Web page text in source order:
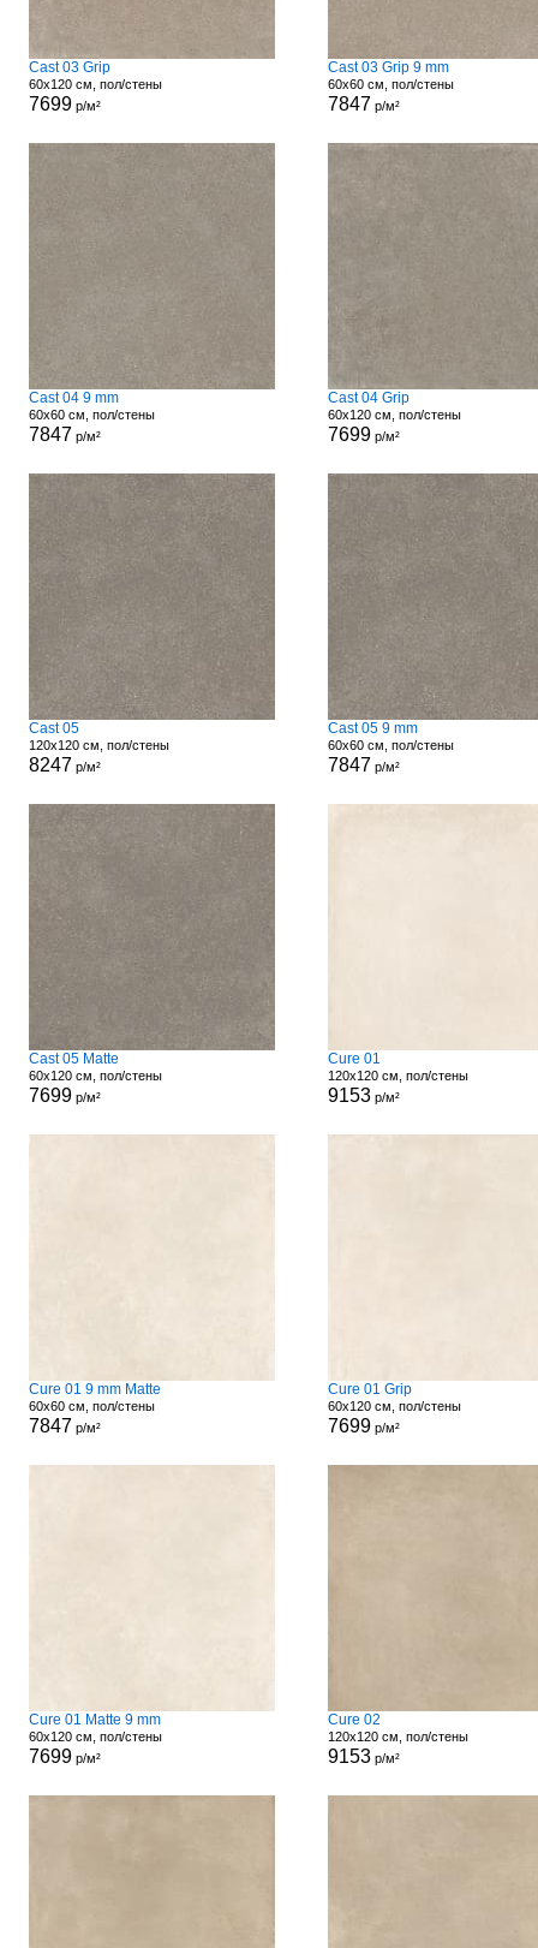
Cast 03 Grip
60x120 см, пол/стены
7699р/м²
Cast 03 Grip 9 mm
60x60 см, пол/стены
7847 р/м²
Cast 04 9 mm
60x60 см, пол/стены
7847 р/м²
Cast 04 Grip
60x120 см, пол/стены
7699р/м²
Cast 05
120x120 см, пол/стены
8247 р/м²
Cast 05 9 mm
60x60 см, пол/стены
7847 р/м²
Cast 05 Matte
60x120 см, пол/стены
7699р/м²
Cure 01
120x120 см, пол/стены
9153р/м²
Cure 01 9 mm Matte
60x60 см, пол/стены
7847 р/м²
Cure 01 Grip
60x120 см, пол/стены
7699р/м²
Cure 01 Matte 9 mm
60x120 см, пол/стены
7699р/м²
Cure 02
120x120 см, пол/стены
9153р/м²